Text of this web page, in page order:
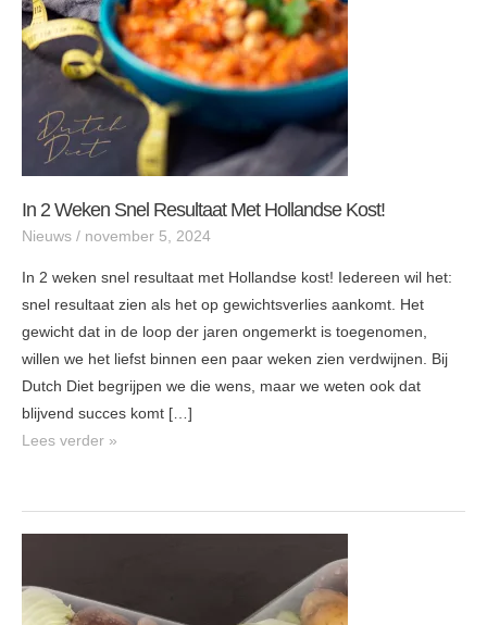
In 2 Weken Snel Resultaat Met Hollandse Kost!
Nieuws / november 5, 2024
In 2 weken snel resultaat met Hollandse kost! Iedereen wil het:
snel resultaat zien als het op gewichtsverlies aankomt. Het
gewicht dat in de loop der jaren ongemerkt is toegenomen,
willen we het liefst binnen een paar weken zien verdwijnen. Bij
Dutch Diet begrijpen we die wens, maar we weten ook dat
blijvend succes komt […]
Hollandse
kost!
Lees verder »
Hollandse